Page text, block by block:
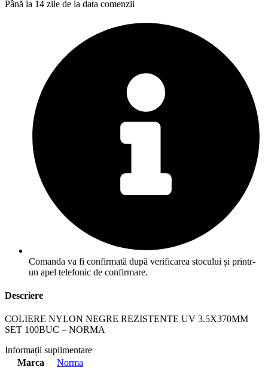
Până la 14 zile de la data comenzii
Comanda va fi confirmată după verificarea stocului și printr-
un apel telefonic de confirmare.
Descriere
COLIERE NYLON NEGRE REZISTENTE UV 3.5X370MM
SET 100BUC – NORMA
Informații suplimentare
Marca
Norma